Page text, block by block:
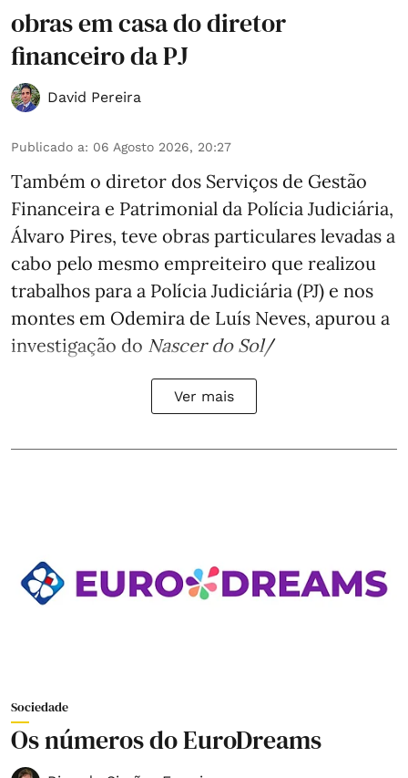
obras em casa do diretor
financeiro da PJ
David Pereira
Publicado a: 06 Agosto 2026, 20:27
Também o diretor dos Serviços de Gestão
Financeira e Patrimonial da Polícia Judiciária,
Álvaro Pires, teve obras particulares levadas a
cabo pelo mesmo empreiteiro que realizou
trabalhos para a Polícia Judiciária (PJ) e nos
montes em Odemira de Luís Neves, apurou a
investigação do Nascer do Sol/
Ver mais
Sociedade
Os números do EuroDreams